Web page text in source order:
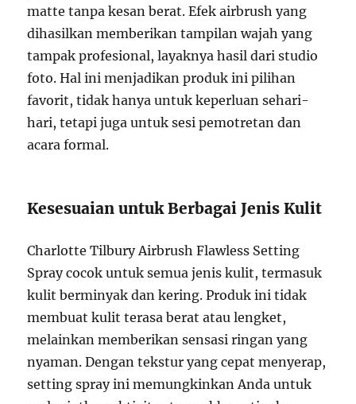
matte tanpa kesan berat. Efek airbrush yang
dihasilkan memberikan tampilan wajah yang
tampak profesional, layaknya hasil dari studio
foto. Hal ini menjadikan produk ini pilihan
favorit, tidak hanya untuk keperluan sehari-
hari, tetapi juga untuk sesi pemotretan dan
acara formal.
Kesesuaian untuk Berbagai Jenis Kulit
Charlotte Tilbury Airbrush Flawless Setting
Spray cocok untuk semua jenis kulit, termasuk
kulit berminyak dan kering. Produk ini tidak
membuat kulit terasa berat atau lengket,
melainkan memberikan sensasi ringan yang
nyaman. Dengan tekstur yang cepat menyerap,
setting spray ini memungkinkan Anda untuk